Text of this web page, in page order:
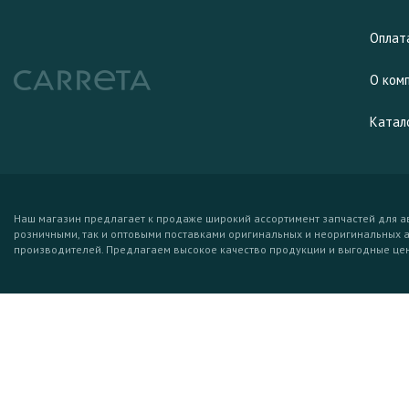
О
Наш магазин предлагает к продаже широкий ассортимент запчастей для
розничными, так и оптовыми поставками оригинальных и неоригинальных
производителей. Предлагаем высокое качество продукции и выгодные